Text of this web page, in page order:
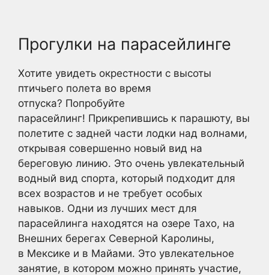
Прогулки на парасейлинге
Хотите увидеть окрестности с высоты
птичьего полета во время
отпуска? Попробуйте
парасейлинг! Прикрепившись к парашюту, вы
полетите с задней части лодки над волнами,
открывая совершенно новый вид на
береговую линию. Это очень увлекательный
водный вид спорта, который подходит для
всех возрастов и не требует особых
навыков. Одни из лучших мест для
парасейлинга находятся на озере Тахо, на
Внешних берегах Северной Каролины,
в Мексике и в Майами. Это увлекательное
занятие, в котором можно принять участие,